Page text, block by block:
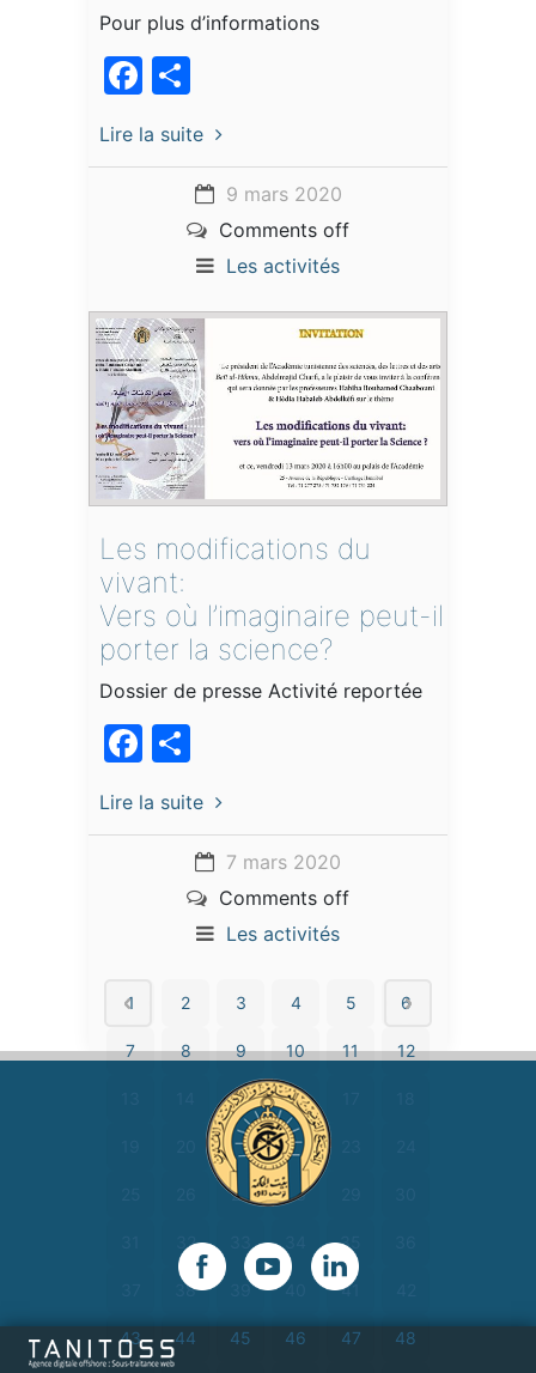
Pour plus d’informations
Facebook
Lire la suite
9 mars 2020
Comments off
Les activités
Les modifications du
vivant:
Vers où l’imaginaire peut-il
porter la science?
Dossier de presse Activité reportée
Facebook
Lire la suite
7 mars 2020
Comments off
Les activités
1 2 3 4 5 6
7 8 9 10 11 12
15 16
21 22
27 28
32 35
38 39 40 41
43 44 45 46 47 48